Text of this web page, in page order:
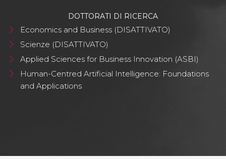
DOTTORATI DI RICERCA
Economics and Business (DISATTIVATO)
Scienze (DISATTIVATO)
Applied Sciences for Business Innovation (ASBI)
Human-Centred Artificial Intelligence: Foundations
and Applications